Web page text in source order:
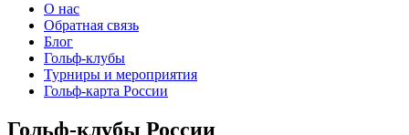
О нас
Обратная связь
Блог
Гольф-клубы
Турниры и мероприятия
Гольф-карта России
Гольф-клубы России